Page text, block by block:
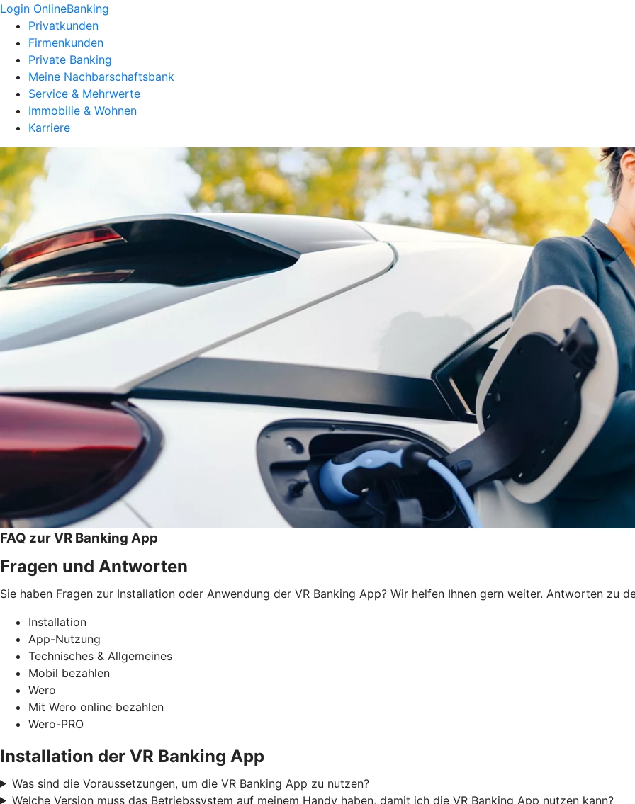
Login OnlineBanking
Privatkunden
Firmenkunden
Private Banking
Meine Nachbarschaftsbank
Service & Mehrwerte
Immobilie & Wohnen
Karriere
FAQ zur VR Banking App
Fragen und Antworten
Sie haben Fragen zur Installation oder Anwendung der VR Banking App? Wir helfen Ihnen gern weiter. Antworten zu
Installation
App-Nutzung
Technisches & Allgemeines
Mobil bezahlen
Wero
Mit Wero online bezahlen
Wero-PRO
Installation der VR Banking App
Was sind die Voraussetzungen, um die VR Banking App zu nutzen?
Welche Version muss das Betriebssystem auf meinem Handy haben, damit ich die VR Banking App nutzen kann?